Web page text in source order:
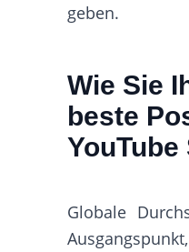
geben.
Wie Sie
beste
Globale